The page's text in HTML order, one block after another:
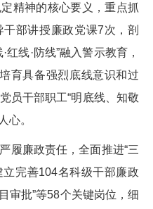
精神的核心要义，重点抓
部讲授廉政党课7次，剖
线·防线”融入警示教育，
育具备强烈底线意识和过
员干部职工“明底线、知敬
心。
履廉政责任，全面推进“三
立完善104名科级干部廉政
审批”等58个关键岗位，细